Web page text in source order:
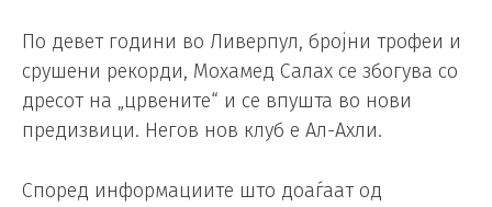
По девет години во Ливерпул, бројни трофеи и
срушени рекорди, Мохамед Салах се збогува со
дресот на „црвените“ и се впушта во нови
предизвици. Негов нов клуб е Ал-Ахли.
Според информациите што доаѓаат од